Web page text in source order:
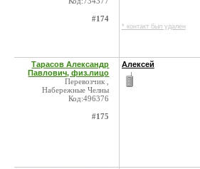
#174
* контакт был удален
Тарасов Александр
Павлович, физ.лицо
Перевозчик ,
Набережные Челны
Код:496376
#175
Алексей